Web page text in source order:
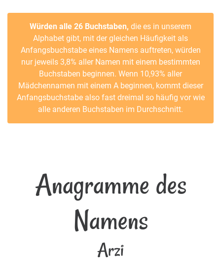
Würden alle 26 Buchstaben, die es in unserem
Alphabet gibt, mit der gleichen Häufigkeit als
Anfangsbuchstabe eines Namens auftreten, würden
nur jeweils 3,8% aller Namen mit einem bestimmten
Buchstaben beginnen. Wenn 10,93% aller
Mädchennamen mit einem A beginnen, kommt dieser
Anfangsbuchstabe also fast dreimal so häufig vor wie
alle anderen Buchstaben im Durchschnitt.
Anagramme des
Namens
Arzi